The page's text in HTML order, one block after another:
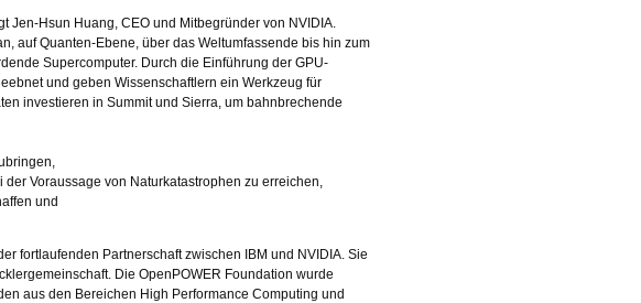
Jen-Hsun Huang, CEO und Mitbegründer von NVIDIA.
auf Quanten-Ebene, über das Weltumfassende bis hin zum
Supercomputer. Durch die Einführung der GPU-
und geben Wissenschaftlern ein Werkzeug für
investieren in Summit und Sierra, um bahnbrechende
Voraussage von Naturkatastrophen zu erreichen,
und
fortlaufenden Partnerschaft zwischen IBM und NVIDIA. Sie
Die OpenPOWER Foundation wurde
aus den Bereichen High Performance Computing und